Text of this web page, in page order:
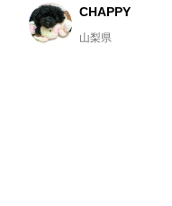
CHAPPY
山梨県